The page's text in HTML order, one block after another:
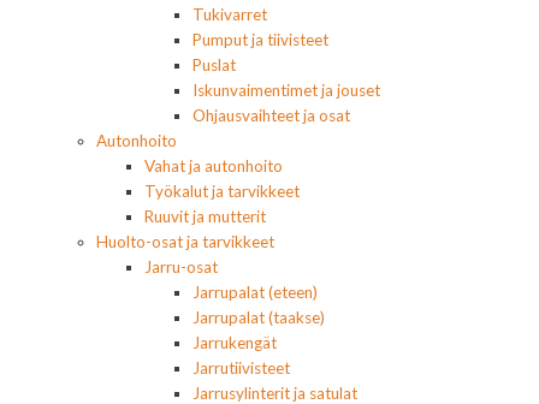
Tukivarret
Pumput ja tiivisteet
Puslat
Iskunvaimentimet ja jouset
Ohjausvaihteet ja osat
Autonhoito
Vahat ja autonhoito
Työkalut ja tarvikkeet
Ruuvit ja mutterit
Huolto-osat ja tarvikkeet
Jarru-osat
Jarrupalat (eteen)
Jarrupalat (taakse)
Jarrukengät
Jarrutiivisteet
Jarrusylinterit ja satulat